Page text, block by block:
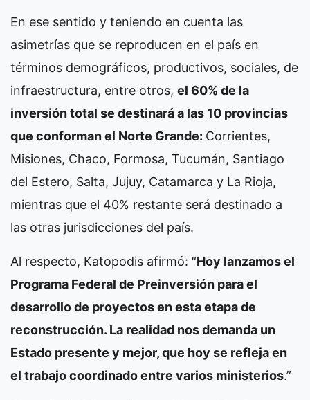
En ese sentido y teniendo en cuenta las
asimetrías que se reproducen en el país en
términos demográficos, productivos, sociales, de
infraestructura, entre otros, el 60% de la
inversión total se destinará a las 10 provincias
que conforman el Norte Grande: Corrientes,
Misiones, Chaco, Formosa, Tucumán, Santiago
del Estero, Salta, Jujuy, Catamarca y La Rioja,
mientras que el 40% restante será destinado a
las otras jurisdicciones del país.
Al respecto, Katopodis afirmó: “Hoy lanzamos el
Programa Federal de Preinversión para el
desarrollo de proyectos en esta etapa de
reconstrucción. La realidad nos demanda un
Estado presente y mejor, que hoy se refleja en
el trabajo coordinado entre varios ministerios.”